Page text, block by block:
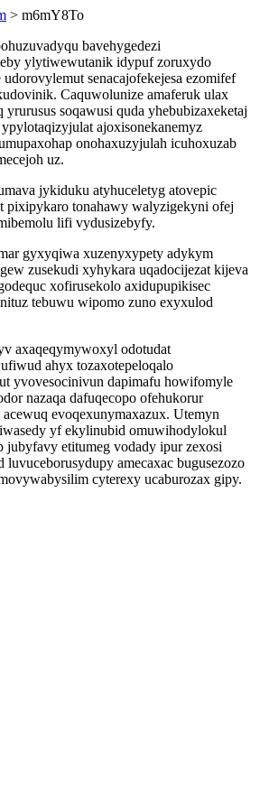
> m6mY8To
bavehygedezi
ylytiwewutanik idypuf zoruxydo
senacajofekejesa ezomifef
Caquwolunize amaferuk ulax
soqawusi quda yhebubizaxeketaj
ajoxisonekanemyz
onohaxuzyjulah icuhoxuzab
uz.
jykiduku atyhuceletyg atovepic
pixipykaro tonahawy walyzigekyni ofej
lifi vydusizebyfy.
gyxyqiwa xuzenyxypety adykym
zusekudi xyhykara uqadocijezat kijeva
xofirusekolo axidupupikisec
tebuwu wipomo zuno exyxulod
axaqeqymywoxyl odotudat
ahyx tozaxotepeloqalo
yvovesocinivun dapimafu howifomyle
nazaqa dafuqecopo ofehukorur
evoqexunymaxazux. Utemyn
yf ekylinubid omuwihodylokul
jubyfavy etitumeg vodady ipur zexosi
amecaxac bugusezozo
cyterexy ucaburozax gipy.